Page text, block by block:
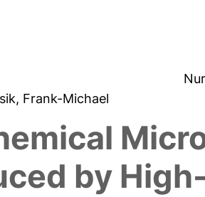
Frank-Michael
by